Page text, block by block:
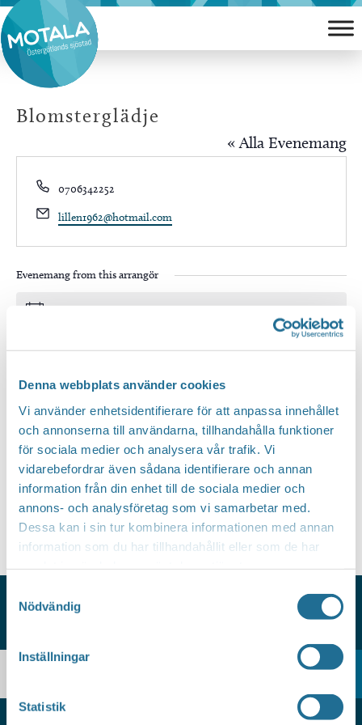
Denna webbplats använder cookies
Vi använder enhetsidentifierare för att anpassa innehållet
och annonserna till användarna, tillhandahålla funktioner
för sociala medier och analysera vår trafik. Vi
vidarebefordrar även sådana identifierare och annan
information från din enhet till de sociala medier och
annons- och analysföretag som vi samarbetar med.
Dessa kan i sin tur kombinera informationen med annan
information som du har tillhandahållit eller som de har
Nödvändig
Inställningar
Statistik
Hoppa
till
innehåll
Blomsterglädje
« Alla Evenemang
Phone
0706342252
Email
lillen1962@hotmail.com
Evenemang from this arrangör
Kommande
Välj
datum.
FöregåendeEvenemang Idag
Nästa
Prenumerera på kalender
HITTAR DU INTE VAD DU SÖKER?